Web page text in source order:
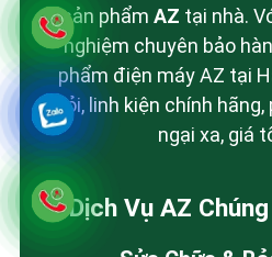
sản phẩm AZ tại nhà.
nghiệm chuyên bảo
phẩm điện máy AZ tại
giỏi, linh kiện chính
ngại xa, giá
Dịch Vụ AZ